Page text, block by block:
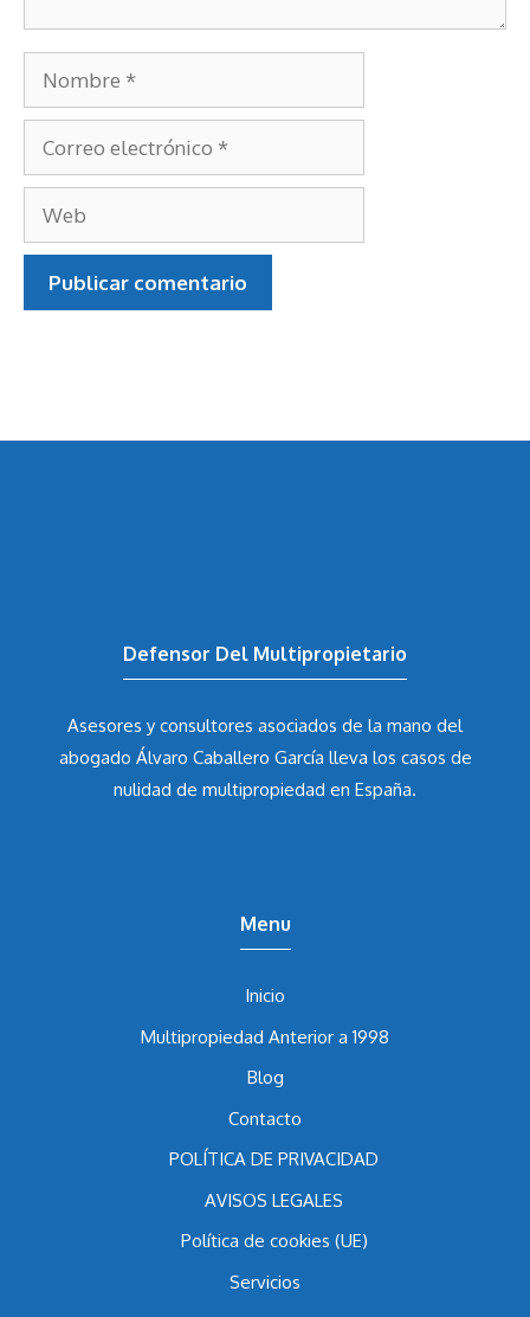
Nombre
Correo
electrónico
Web
Asesores y consultores asociados de la mano del
abogado Álvaro Caballero Garcíalleva los casos de
Inicio
Multipropiedad Anterior a 1998
Blog
Contacto
POLÍTICA DE PRIVACIDAD
AVISOS LEGALES
Política de cookies (UE)